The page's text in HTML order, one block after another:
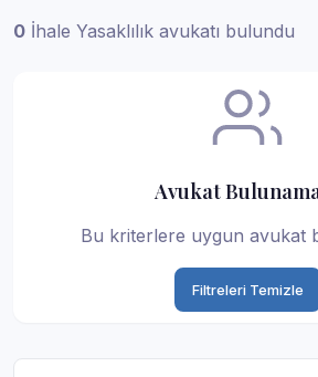
0 İhale Yasaklılık avukatı bulundu
Avukat
Bu kriterlere uygun avukat
Filtreleri Temizle